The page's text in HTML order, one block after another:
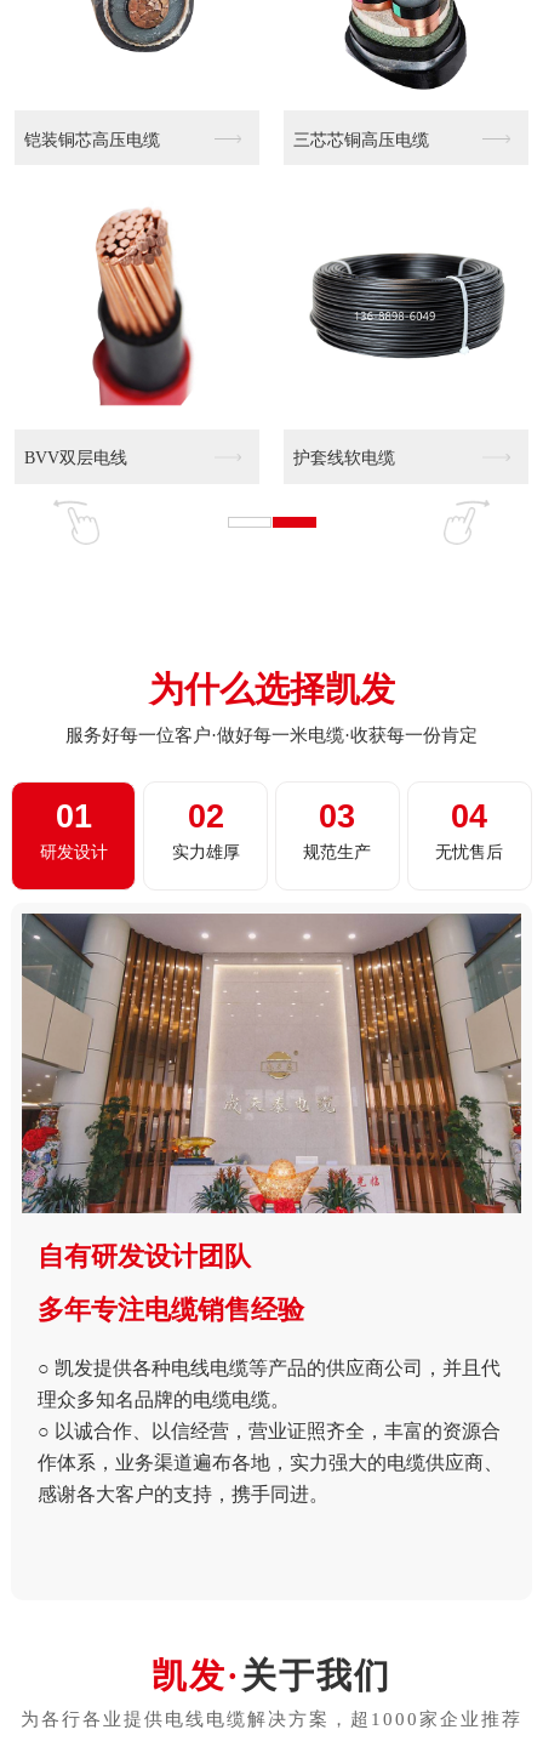
WDZN-YJY 0... WDZN-YJY 0...
WDZ-YJY 0.... WDZ-YJY 0....
为什么选择凯发
服务好每一位客户·做好每一米电缆·收获每一份肯定
01
研发设计
02
实力雄厚
03
规范生产
04
无忧售后
自有研发设计团队
多年专注电缆销售经验
○ 凯发提供各种电线电缆等产品的供应商公司，并且代
理众多知名品牌的电缆电缆。
○ 以诚合作、以信经营，营业证照齐全，丰富的资源合
作体系，业务渠道遍布各地，实力强大的电缆供应商、
感谢各大客户的支持，携手同进。
关于我们